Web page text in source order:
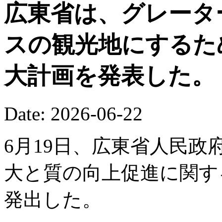
広東省は、グレー
スの観光地にする
大計画を発表した。
Date: 2026-06-22
6月19日、広東省人民政
大と質の向上促進に関
発出した。